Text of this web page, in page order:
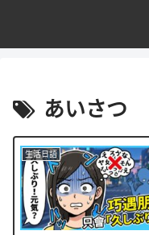
あいさつ
生活日語